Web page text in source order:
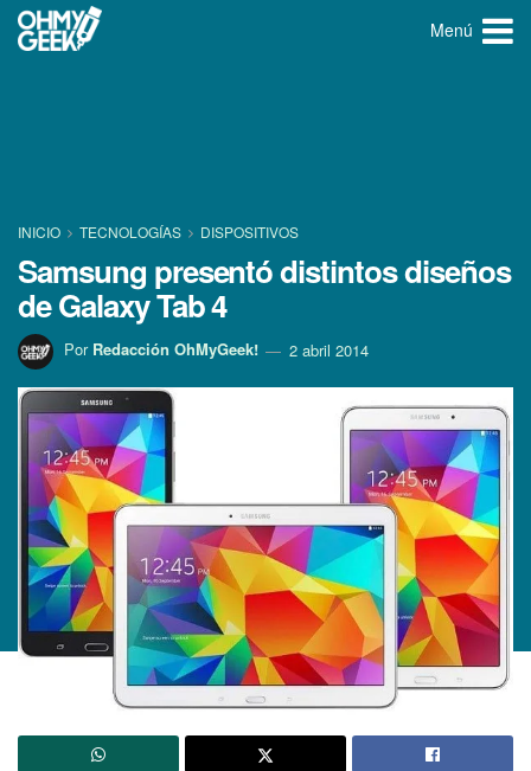
Menú
INICIO TECNOLOGÍ­AS DISPOSITIVOS
Samsung presentó distintos diseños
de Galaxy Tab 4
Por Redacción OhMyGeek! 2 abril 2014